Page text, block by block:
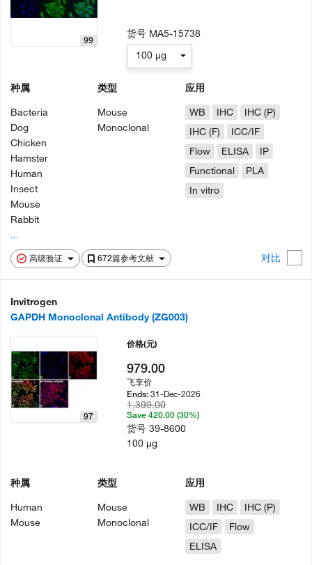
高级验证 672篇参考文献 对比
99
种属
Bacteria
Dog
Chicken
Hamster
Human
Insect
Mouse
Rabbit
...
类型
Mouse
Monoclonal
应用
WB
IHC
IHC (P)
IHC (F)
ICC/IF
Flow
ELISA
IP
Functional
PLA
In vitro
货号 MA5-15738
100 µg
Invitrogen
GAPDH Monoclonal Antibody (ZG003)
97
种属
Human
Mouse
类型
Mouse
Monoclonal
应用
WB
IHC
IHC (P)
ICC/IF
Flow
ELISA
价格(元)
979.00
飞享价
Ends:31-Dec-2026
1,399.00
Save 420.00 (30%)
货号39-8600
100 µg